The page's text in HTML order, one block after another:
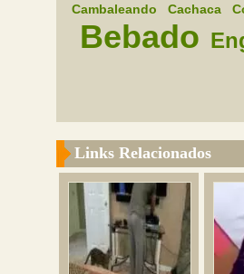
Cambaleando Cachaca
Bebado
Links Relacionados